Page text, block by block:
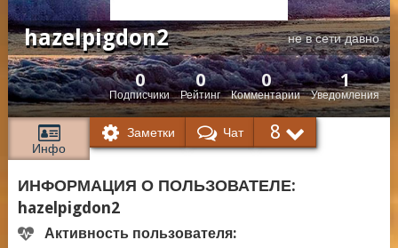
hazelpigdon2 не в сети давно
Подписчики
0
Рейтинг
0
Комментарии
0
Уведомления
1
Инфо
Заметки Чат 8
ИНФОРМАЦИЯ О ПОЛЬЗОВАТЕЛЕ:
hazelpigdon2
Активность пользователя: